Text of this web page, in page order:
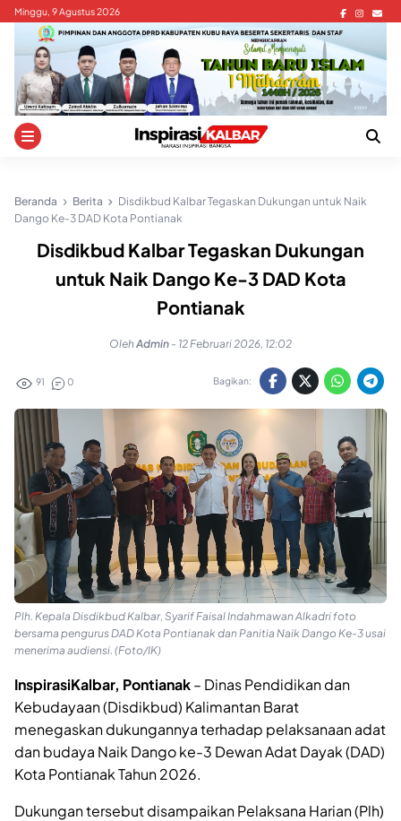
Skip
content
Minggu, 9 Agustus 2026
Beranda Berita
Disdikbud Kalbar Tegaskan Dukungan untuk Naik
Dango Ke-3 DAD Kota Pontianak
Disdikbud Kalbar Tegaskan Dukungan
untuk Naik Dango Ke-3 DAD Kota
Pontianak
OlehAdmin - 12 Februari 2026, 12:02
91 0 Bagikan:
Plh. Kepala Disdikbud Kalbar, Syarif Faisal Indahmawan Alkadri foto
bersama pengurus DAD Kota Pontianak dan Panitia Naik Dango Ke-3 usai
menerima audiensi. (Foto/IK)
InspirasiKalbar, Pontianak– Dinas Pendidikan dan
Kebudayaan (Disdikbud) Kalimantan Barat
menegaskan dukungannya terhadap pelaksanaan adat
dan budaya Naik Dango ke-3 Dewan Adat Dayak (DAD)
Kota Pontianak Tahun 2026.
Dukungan tersebut disampaikan Pelaksana Harian (Plh)